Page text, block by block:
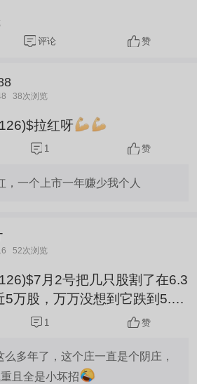
评论 赞
38次浏览
拉红呀
1 赞
，一个上市一年赚少我个人
52次浏览
月2号把几只股割了在6.3
5万股，万万没想到它跌到5.4
月2号筑底成功并反弹了十几个
不走，亏钱走是孙子。
1 赞
么多年了，这个庄一直是个阴庄，
且全是小坏招